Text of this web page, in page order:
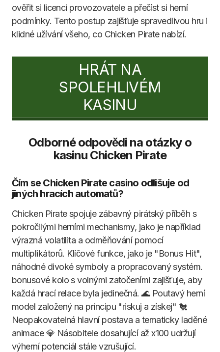
ověřit si licenci provozovatele a přečíst si herní
podmínky. Tento postup zajišťuje spravedlivou hru i
klidné užívání všeho, co Chicken Pirate nabízí.
HRÁT NA
SPOLEHLIVÉM
KASINU
Odborné odpovědi na otázky o
kasinu Chicken Pirate
Čím se Chicken Pirate casino odlišuje od
jiných hracích automatů?
Chicken Pirate spojuje zábavný pirátský příběh s
pokročilými herními mechanismy, jako je například
výrazná volatilita a odměňování pomocí
multiplikátorů. Klíčové funkce, jako je "Bonus Hit",
náhodné divoké symboly a propracovaný systém.
bonusové kolo s volnými zatočeními zajišťuje, aby
každá hrací relace byla jedinečná. 🌊 Poutavý herní
model založený na principu "riskuj a získej" 🐔
Neopakovatelná hlavní postava a tematicky laděné
animace 💎 Násobitele dosahující až x100 udržují
výherní potenciál stále vzrušující.